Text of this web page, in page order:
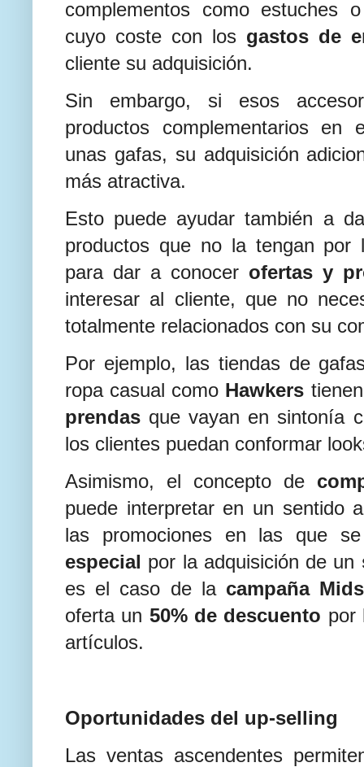
complementos como estuches
cuyo coste con los gastos de
cliente su adquisición.
Sin embargo, si esos
productos complementarios en
unas gafas, su adquisición
más atractiva.
Esto puede ayudar también a
productos que no la tengan
para dar a conocer ofertas y
interesar al cliente, que no
totalmente relacionados con su
Por ejemplo, las tiendas de
ropa casual como Hawkers
prendas que vayan en sintonía
los clientes puedan conformar
Asimismo, el concepto de
puede interpretar en un sentido
las promociones en las que
especial por la adquisición de un
es el caso de la campaña
oferta un 50% de descuento por
artículos.
Oportunidades del up-selling
Las ventas ascendentes